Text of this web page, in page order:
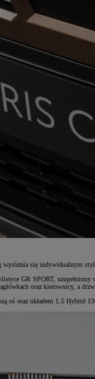
się indywidualnym
GR SPORT,
oraz kierownicy, a
oś oraz układem 1.5